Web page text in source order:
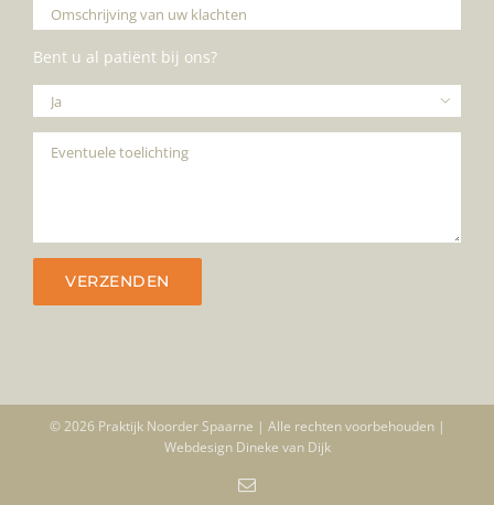
Bent u al patiënt bij ons?

© 2026 Praktijk Noorder Spaarne | Alle rechten voorbehouden |
Webdesign Dineke van Dijk
E-